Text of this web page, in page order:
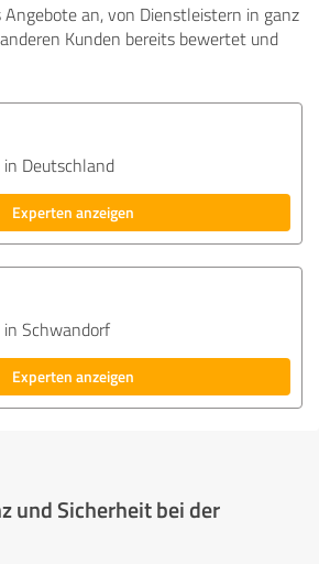
Angebote an, von Dienstleistern in ganz
Kunden bereits bewertet und
Deutschland
Experten anzeigen
Schwandorf
Experten anzeigen
und Sicherheit bei der